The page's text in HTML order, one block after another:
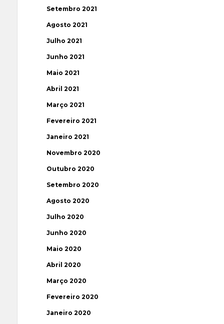
Setembro 2021
Agosto 2021
Julho 2021
Junho 2021
Maio 2021
Abril 2021
Março 2021
Fevereiro 2021
Janeiro 2021
Novembro 2020
Outubro 2020
Setembro 2020
Agosto 2020
Julho 2020
Junho 2020
Maio 2020
Abril 2020
Março 2020
Fevereiro 2020
Janeiro 2020